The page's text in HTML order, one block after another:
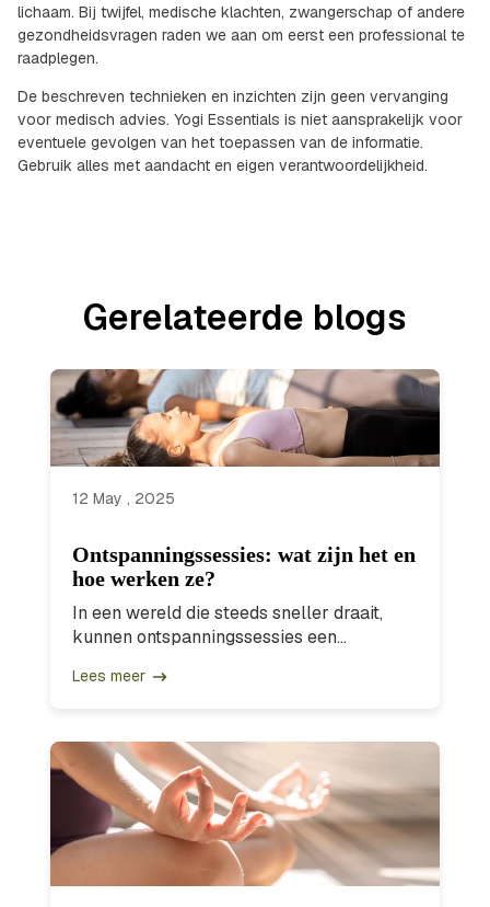
lichaam. Bij twijfel, medische klachten, zwangerschap of andere
gezondheidsvragen raden we aan om eerst een professional te
raadplegen.
De beschreven technieken en inzichten zijn geen vervanging
voor medisch advies. Yogi Essentials is niet aansprakelijk voor
eventuele gevolgen van het toepassen van de informatie.
Gebruik alles met aandacht en eigen verantwoordelijkheid.
Gerelateerde blogs
12 May , 2025
Ontspanningssessies: wat zijn het en
hoe werken ze?
In een wereld die steeds sneller draait,
kunnen ontspanningssessies een...
Lees meer